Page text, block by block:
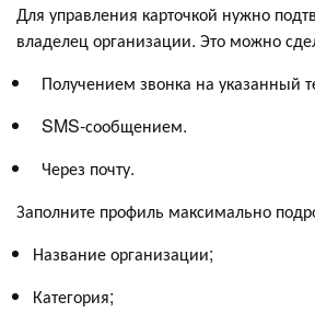
Для управления карточкой нужно
владелец организации. Это можно
Получением звонка на указанный
SMS-сообщением.
Через почту.
Заполните профиль максимально
Название организации;
Категория;